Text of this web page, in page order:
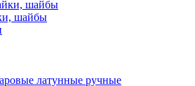
шайбы